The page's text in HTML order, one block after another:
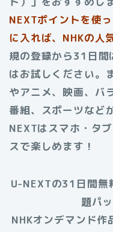
NEXTポイントを使
に入れば、NHKの人
規の登録から31日間
はお試しください。
やアニメ、映画、バ
番組、スポーツなど
NEXTはスマホ・タ
スで楽しめます！
U-NEXTの31日間無
題パ
NHKオンデマンド